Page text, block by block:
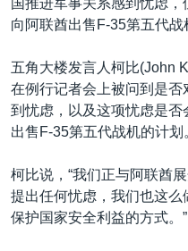
台海两岸关系
关注西藏
关注新疆
GEN Z 看美国
其他语言网站
向阿联酋出售F-35第五代战
五角大楼发言人柯比(John
在例行记者会上被问到是
到忧虑，以及这项忧虑是
出售F-35第五代战机的计划
柯比说，“我们正与阿联酋
提出任何忧虑，我们也这
保护国家安全利益的方式。”